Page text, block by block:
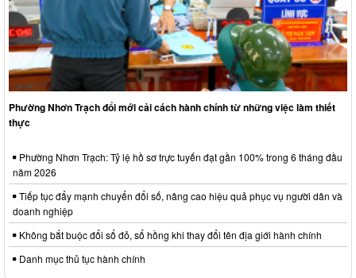
Phường Nhơn Trạch đổi mới cải cách hành chính từ những việc làm thiết
thực
Phường Nhơn Trạch: Tỷ lệ hồ sơ trực tuyến đạt gần 100% trong 6 tháng đầu
năm 2026
Tiếp tục đẩy mạnh chuyển đổi số, nâng cao hiệu quả phục vụ người dân và
doanh nghiệp
Không bắt buộc đổi sổ đỏ, sổ hồng khi thay đổi tên địa giới hành chính
Danh mục thủ tục hành chính